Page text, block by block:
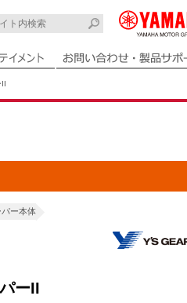
II
パー本体
ーII